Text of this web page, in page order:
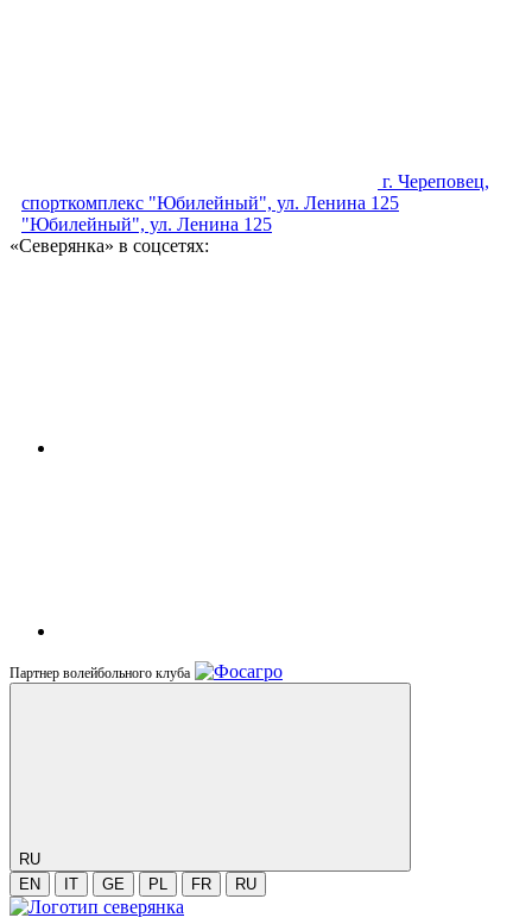
г. Череповец,
спорткомплекс "Юбилейный", ул. Ленина 125
"Юбилейный", ул. Ленина 125
«Северянка» в соцсетях:
Партнер волейбольного клуба
RU
EN
IT GE PL FR RU